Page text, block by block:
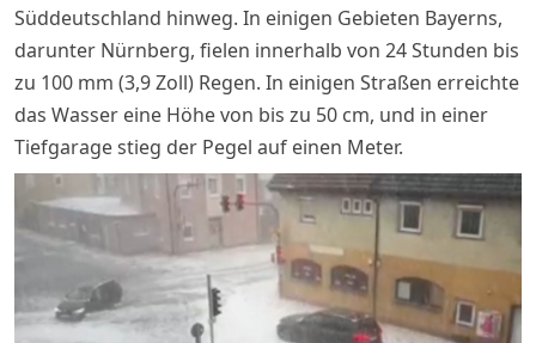
Süddeutschland hinweg. In einigen Gebieten Bayerns,
darunter Nürnberg, fielen innerhalb von 24 Stunden bis
zu 100 mm (3,9 Zoll) Regen. In einigen Straßen erreichte
das Wasser eine Höhe von bis zu 50 cm, und in einer
Tiefgarage stieg der Pegel auf einen Meter.